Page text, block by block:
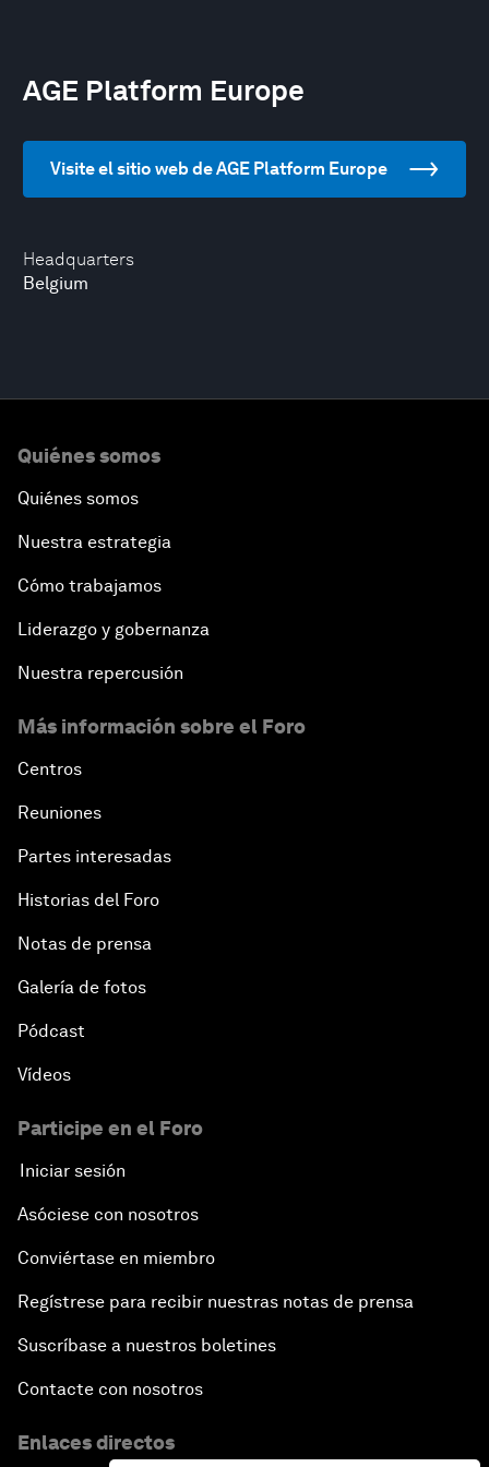
Headquarters
Belgium
AGE Platform Europe
Visite el sitio web de AGE Platform Europe
Quiénes somos
Quiénes somos
Nuestra estrategia
Cómo trabajamos
Liderazgo y gobernanza
Nuestra repercusión
Más información sobre el Foro
Centros
Reuniones
Partes interesadas
Historias del Foro
Notas de prensa
Galería de fotos
Pódcast
Vídeos
Participe en el Foro
Iniciar sesión
Asóciese con nosotros
Conviértase en miembro
Regístrese para recibir nuestras notas de prensa
Suscríbase a nuestros boletines
Contacte con nosotros
Enlaces directos